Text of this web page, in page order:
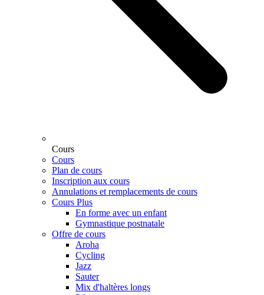
Cours
Cours
Plan de cours
Inscription aux cours
Annulations et remplacements de cours
Cours Plus
En forme avec un enfant
Gymnastique postnatale
Offre de cours
Aroha
Cycling
Jazz
Sauter
Mix d'haltères longs